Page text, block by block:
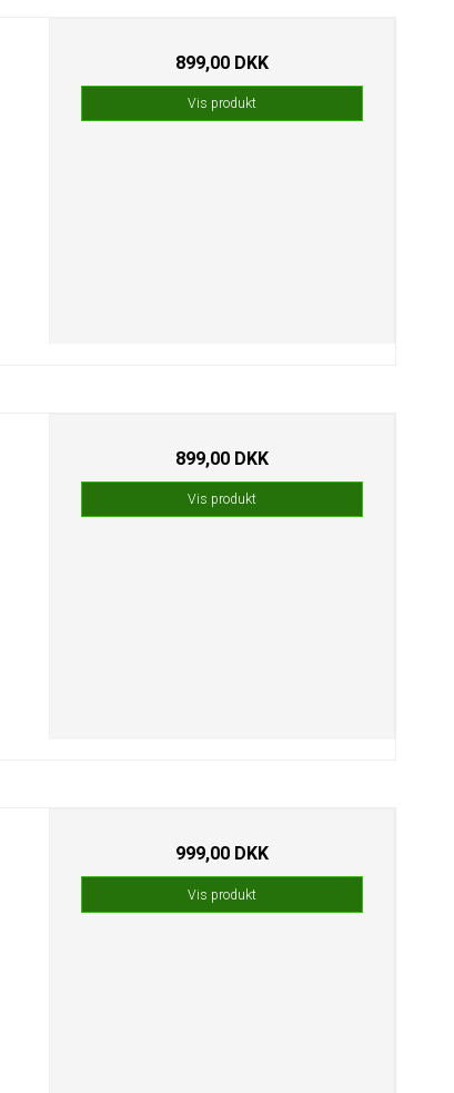
899,00 DKK
Vis produkt
899,00 DKK
Vis produkt
999,00 DKK
Vis produkt